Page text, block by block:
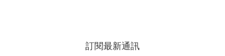
訂閱最新通訊